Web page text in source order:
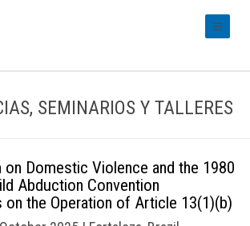
SEMINARIOS Y TALLERES
on Domestic Violence and the 1980
Abduction Convention
the Operation of Article 13(1)(b)